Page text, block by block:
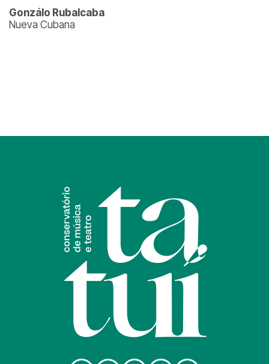
Gonzálo Rubalcaba
Nueva Cubana